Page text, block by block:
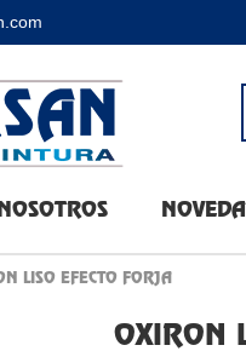
LISO EFECTO FORJA
OXIRON